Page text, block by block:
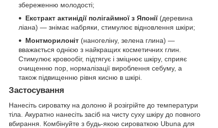
збереженню молодості;
Екстракт актинідії полігаймної з Японії(деревина
ліана) — знімає набряки, стимулює відновлення шкіри;
Монтморилоніт (наногеліну, зелена глина) —
вважається однією з найкращих косметичних глин.
Стимулює кровообіг, підтягує і зміцнює шкіру, сприяє
очищенню пор, нормалізації вироблення себуму, а
також підвищенню рівня кисню в шкірі.
Застосування
Нанесіть сироватку на долоню й розігрійте до температури
тіла. Акуратно нанесіть засіб на чисту суху шкіру до повного
вбирання. Комбінуйте з будь-якою сироваткою Ubuna для